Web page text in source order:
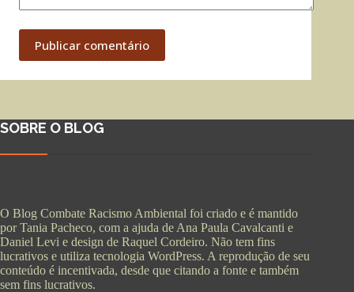
Publicar comentário
SOBRE O BLOG
O Blog Combate Racismo Ambiental foi criado e é mantido
por Tania Pacheco, com a ajuda de Ana Paula Cavalcanti e
Daniel Levi e design de Raquel Cordeiro. Não tem fins
lucrativos e utiliza tecnologia WordPress. A reprodução de seu
conteúdo é incentivada, desde que citando a fonte e também
sem fins lucrativos.